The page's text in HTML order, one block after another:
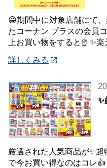
😀期間中に対象店舗にて
たコーナン プラスの会員
上お買い物をすると☝️ ✨
詳しくみる
厳選された人気商品が✨
で今お買い得なのはコレ👍 【チラシ対象期間】 4月1日